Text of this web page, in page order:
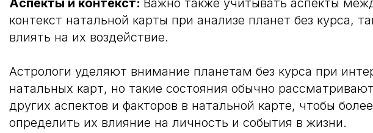
Аспекты и контекст: Важно также учитывать аспекты
контекст натальной карты при анализе планет без курса,
влиять на их воздействие.
Астрологи уделяют внимание планетам без курса при
натальных карт, но такие состояния обычно
других аспектов и факторов в натальной карте, чтобы
определить их влияние на личность и события в жизни.